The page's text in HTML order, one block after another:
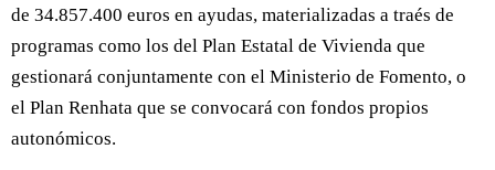
de 34.857.400 euros en ayudas, materializadas a traés de
programas como los del Plan Estatal de Vivienda que
gestionará conjuntamente con el Ministerio de Fomento, o
el Plan Renhata que se convocará con fondos propios
autonómicos.